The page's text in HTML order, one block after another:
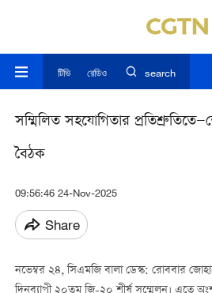
টিভি রেডিও search
সম্মিলিত সহযোগিতার
বৈঠক
09:56:46 24-Nov-2025
Share
নভেম্বর ২৪, সিএমজি বালা ডেস্ক: রোববার